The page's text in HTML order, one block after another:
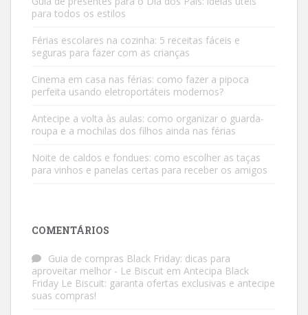
para todos os estilos
Férias escolares na cozinha: 5 receitas fáceis e
seguras para fazer com as crianças
Cinema em casa nas férias: como fazer a pipoca
perfeita usando eletroportáteis modernos?
Antecipe a volta às aulas: como organizar o guarda-
roupa e a mochilas dos filhos ainda nas férias
Noite de caldos e fondues: como escolher as taças
para vinhos e panelas certas para receber os amigos
COMENTÁRIOS
Guia de compras Black Friday: dicas para
aproveitar melhor - Le Biscuit em Antecipa Black
Friday Le Biscuit: garanta ofertas exclusivas e antecipe
suas compras!